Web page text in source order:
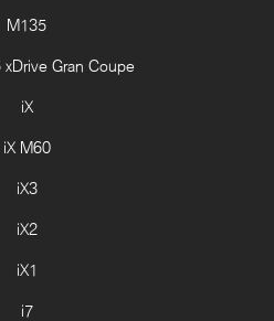
M135
Gran Coupe
iX
iX M60
iX3
iX2
iX1
i7